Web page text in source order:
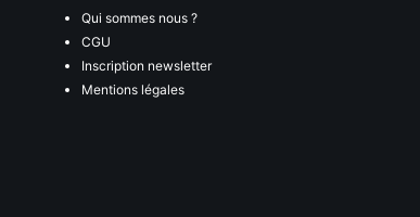
Qui sommes nous ?
CGU
Inscription newsletter
Mentions légales